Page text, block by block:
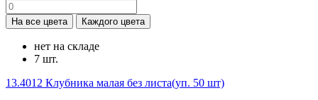
На все цвета Каждого цвета
нет на складе
7 шт.
13.4012 Клубника малая без листа(уп. 50 шт)